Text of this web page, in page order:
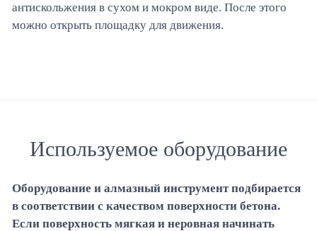
антискольжения в сухом и мокром виде. После этого
можно открыть площадку для движения.
Используемое оборудование
Оборудование и алмазный инструмент подбирается
в соответствии с качеством поверхности бетона.
Если поверхность мягкая и неровная начинать